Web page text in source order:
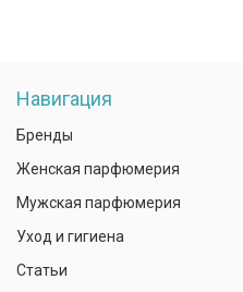
Навигация
Бренды
Женская парфюмерия
Мужская парфюмерия
Уход и гигиена
Статьи